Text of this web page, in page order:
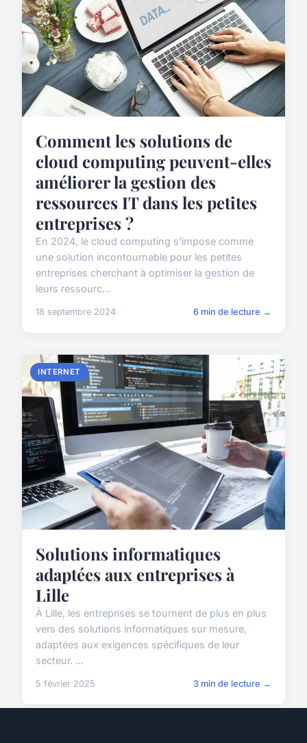
Comment les solutions de
cloud computing peuvent-elles
améliorer la gestion des
ressources IT dans les petites
entreprises ?
En 2024, le cloud computing s'impose comme
une solution incontournable pour les petites
entreprises cherchant à optimiser la gestion de
leurs ressourc...
18 septembre 2024 6 min de lecture →
INTERNET
Solutions informatiques
adaptées aux entreprises à
Lille
À Lille, les entreprises se tournent de plus en plus
vers des solutions informatiques sur mesure,
adaptées aux exigences spécifiques de leur
secteur. ...
5 février 2025 3 min de lecture →